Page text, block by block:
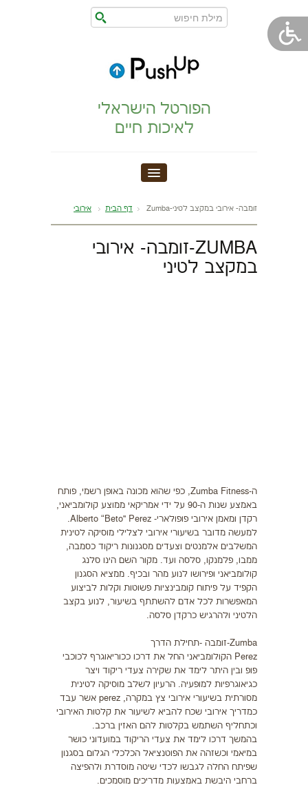
הפורטל הישראלי
לאיכות חיים
חדר כושר
הריון,לידה,תינוק
צור קשר
דף הבית אירובי Zumba-זומבה- אירובי במקצב לטיני
ZUMBA-זומבה- אירובי
במקצב לטיני
ה-Zumba Fitness, כפי שהוא מכונה באופן רשמי, פותח
באמצע שנות ה-90 על ידי אמריקאי ממוצע קולומביאני,
רקדן ומאמן אירובי פופולארי- Alberto “Beto” Perez.
למעשה מדובר בשיעורי אירובי לצלילי מוסיקה לטינית
המשלבים אלמנטים וצעדים מסגנונות ריקוד כסמבה,
ממבו, פלמנקו, סלסה ועד. מקור השם הינו סלנג
קולומביאני ופירושו לנוע מהר ובכיף. ממציא הסגנון
הקפיד על פיתוח קומבינציות פשוטות וקלות לביצוע
המאפשרות לכל אדם להשתתף בשיעור, לנוע בקצב
הלטיני ולהרגיש כרקדן סלסה.
Zumba-זומבה -תחילת הדרך
Perez הקולומביאני החל את דרכו ככוריאוגרף לכוכבי
פופ ובין היתר לימד את שקירה צעדי ריקוד ויצר
כגיאוגרפיות למופעיה. הרעיון לשלב מוסיקה לטינית
מסורתית בשיעורי אירובי צץ במקרה, perez אשר עבד
כמדריך אירובי שכח להביא לשיעור את קלטות האירובי
וכתחליף השתמש בקלטות להם האזין ברכב.
בהמשך דרכו לימד את צעדי הריקוד במועדוני כושר
במיאמי וכשזהה את הפוטנציאל הכלכלי הגלום בסגנון
שפיתח החלה לגבשו לכדי שיטה מוסדרת ולהפיצה
ברחבי היבשת באמצעות מדריכים מוסמכים.